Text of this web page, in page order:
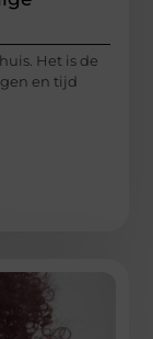
Het is de
en tijd